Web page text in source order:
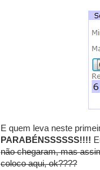
E quem leva neste
PARABÉNSSSSSS!!!!
não chegaram, mas
coloco aqui, ok????